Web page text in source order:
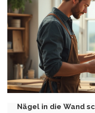
Nägel in die Wand